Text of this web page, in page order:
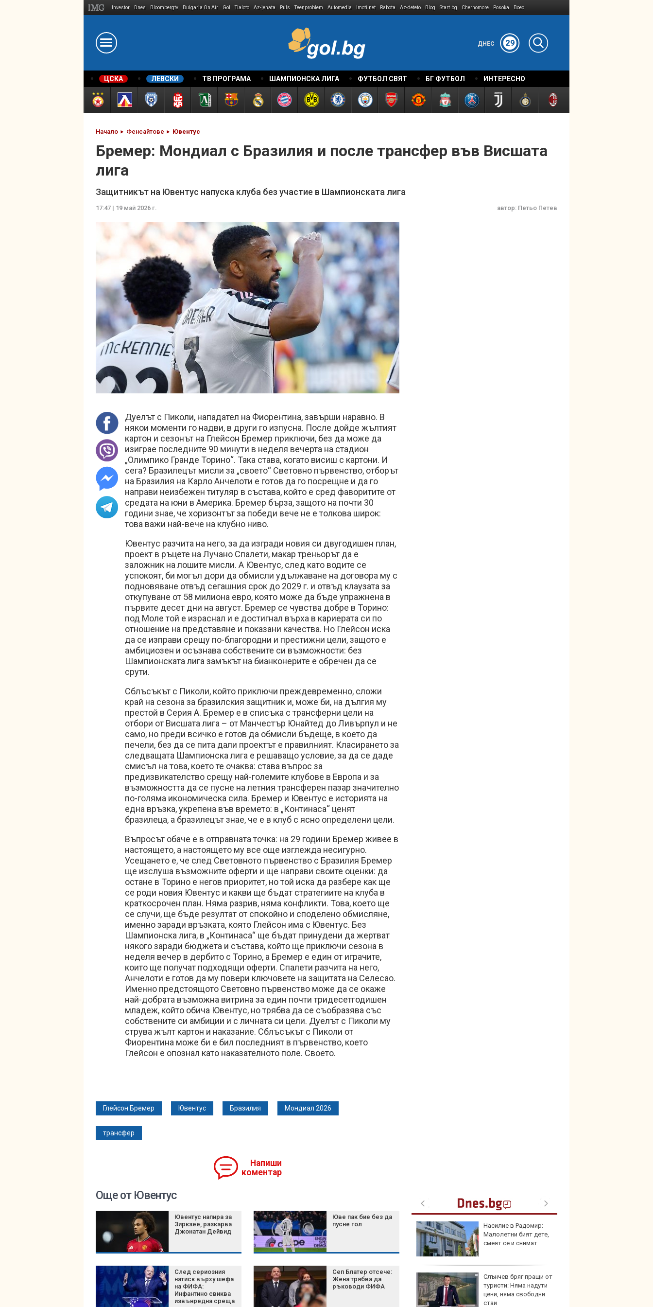
Investor Dnes Bloombergtv Bulgaria On Air Gol Tialoto Az-jenata Puls Teenproblem Automedia Imoti.net Rabota Az-deteto Blog Start.bg Chernomore Posoka Boec
ДНЕС 29
ЦСКА ЛЕВСКИ ТВ ПРОГРАМА ШАМПИОНСКА ЛИГА ФУТБОЛ СВЯТ БГ ФУТБОЛ ИНТЕРЕСНО
Начало Фенсайтове Ювентус
Бремер: Мондиал с Бразилия и после трансфер във Висшата
лига
Защитникът на Ювентус напуска клуба без участие в Шампионската лига
17:47 | 19 май 2026 г. автор: Петьо Петев
Дуелът с Пиколи, нападател на Фиорентина, завърши наравно. В
някои моменти го надви, в други го изпусна. После дойде жълтият
картон и сезонът на Глейсон Бремер приключи, без да може да
изиграе последните 90 минути в неделя вечерта на стадион
„Олимпико Гранде Торино“. Така става, когато висиш с картони. И
сега? Бразилецът мисли за „своето“ Световно първенство, отборът
на Бразилия на Карло Анчелоти е готов да го посрещне и да го
направи неизбежен титуляр в състава, който е сред фаворитите от
средата на юни в Америка. Бремер бърза, защото на почти 30
години знае, че хоризонтът за победи вече не е толкова широк:
това важи най-вече на клубно ниво.
Ювентус разчита на него, за да изгради новия си двугодишен план,
проект в ръцете на Лучано Спалети, макар треньорът да е
заложник на лошите мисли. А Ювентус, след като водите се
успокоят, би могъл дори да обмисли удължаване на договора му с
подновяване отвъд сегашния срок до 2029 г. и отвъд клаузата за
откупуване от 58 милиона евро, която може да бъде упражнена в
първите десет дни на август. Бремер се чувства добре в Торино:
под Моле той е израснал и е достигнал върха в кариерата си по
отношение на представяне и показани качества. Но Глейсон иска
да се изправи срещу по-благородни и престижни цели, защото е
амбициозен и осъзнава собствените си възможности: без
Шампионската лига замъкът на бианконерите е обречен да се
срути.
Сблъсъкът с Пиколи, който приключи преждевременно, сложи
край на сезона за бразилския защитник и, може би, на дългия му
престой в Серия А. Бремер е в списъка с трансферни цели на
отбори от Висшата лига – от Манчестър Юнайтед до Ливърпул и не
само, но преди всичко е готов да обмисли бъдеще, в което да
печели, без да се пита дали проектът е правилният. Класирането за
следващата Шампионска лига е решаващо условие, за да се даде
смисъл на това, което те очаква: става въпрос за
предизвикателство срещу най-големите клубове в Европа и за
възможността да се пусне на летния трансферен пазар значително
по-голяма икономическа сила. Бремер и Ювентус е историята на
една връзка, укрепена във времето: в „Континаса“ ценят
бразилеца, а бразилецът знае, че е в клуб с ясно определени цели.
Въпросът обаче е в отправната точка: на 29 години Бремер живее в
настоящето, а настоящето му все още изглежда несигурно.
Усещането е, че след Световното първенство с Бразилия Бремер
ще изслуша възможните оферти и ще направи своите оценки: да
остане в Торино е негов приоритет, но той иска да разбере как ще
се роди новия Ювентус и какви ще бъдат стратегиите на клуба в
краткосрочен план. Няма разрив, няма конфликти. Това, което ще
се случи, ще бъде резултат от спокойно и споделено обмисляне,
именно заради връзката, която Глейсон има с Ювентус. Без
Шампионска лига, в „Континаса“ ще бъдат принудени да жертват
някого заради бюджета и състава, който ще приключи сезона в
неделя вечер в дербито с Торино, а Бремер е един от играчите,
които ще получат подходящи оферти. Спалети разчита на него,
Анчелоти е готов да му повери ключовете на защитата на Селесао.
Именно предстоящото Световно първенство може да се окаже
най-добрата възможна витрина за един почти тридесетгодишен
младеж, който обича Ювентус, но трябва да се съобразява със
собствените си амбиции и с личната си цели. Дуелът с Пиколи му
струва жълт картон и наказание. Сблъсъкът с Пиколи от
Фиорентина може би е бил последният в първенство, което
Глейсон е опознал като наказателното поле. Своето.
Глейсон Бремер Ювентус Бразилия Мондиал 2026
трансфер
Напиши
коментар
Още от Ювентус
Ювентус напира за
Зиркзее, разкарва
Джонатан Дейвид
Юве пак бие без да
пусне гол
След сериозния
натиск върху шефа
на ФИФА:
Инфантино свиква
извънредна среща
Сеп Блатер отсече:
Жена трябва да
ръководи ФИФА
БАБХ откри огнище на
Мико представи "Тебе
викам": Не си
Насилие в Радомир:
Малолетни бият дете,
смеят се и снимат
Слънчев бряг пращи от
туристи: Няма надути
цени, няма свободни
стаи